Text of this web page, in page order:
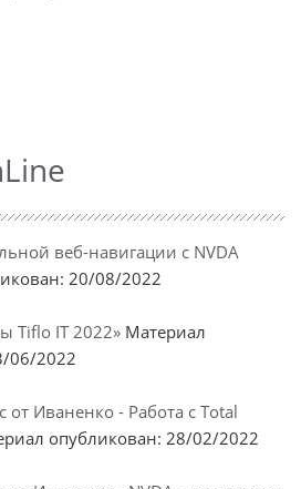
веб-навигации с NVDA
20/08/2022
Tiflo IT 2022» Материал
06/2022
Иваненко - Работа с Total
опубликован: 28/02/2022